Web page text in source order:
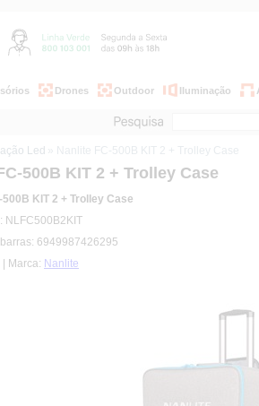
Drones Outdoor Iluminação
Led » Nanlite FC-500B KIT 2 + Trolley Case
500B KIT 2 + Trolley Case
500B KIT 2 + Trolley Case
NLFC500B2KIT
6949987426295
| Marca: Nanlite